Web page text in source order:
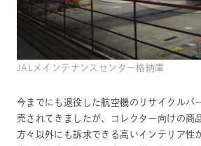
JALメインテナンスセンター格納庫
今までにも退役した航空機のリサイクルパ
売されてきましたが、コレクター向けの商
方々以外にも訴求できる高いインテリア性